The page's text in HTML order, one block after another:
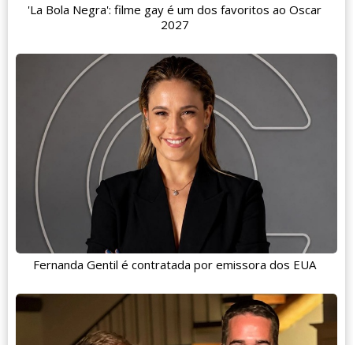
'La Bola Negra': filme gay é um dos favoritos ao Oscar
2027
Fernanda Gentil é contratada por emissora dos EUA